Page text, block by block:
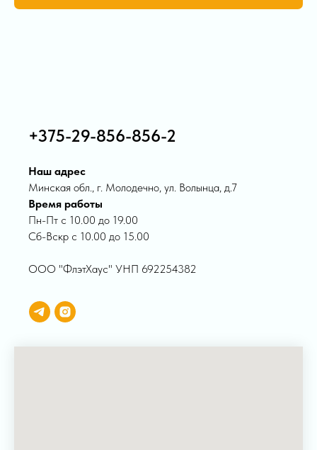
+375-29-856-856-2
Наш адрес
Минская обл., г. Молодечно, ул. Волынца, д.7
Время работы
Пн-Пт с 10.00 до 19.00
Сб-Вскр с 10.00 до 15.00
ООО "ФлэтХаус" УНП 692254382